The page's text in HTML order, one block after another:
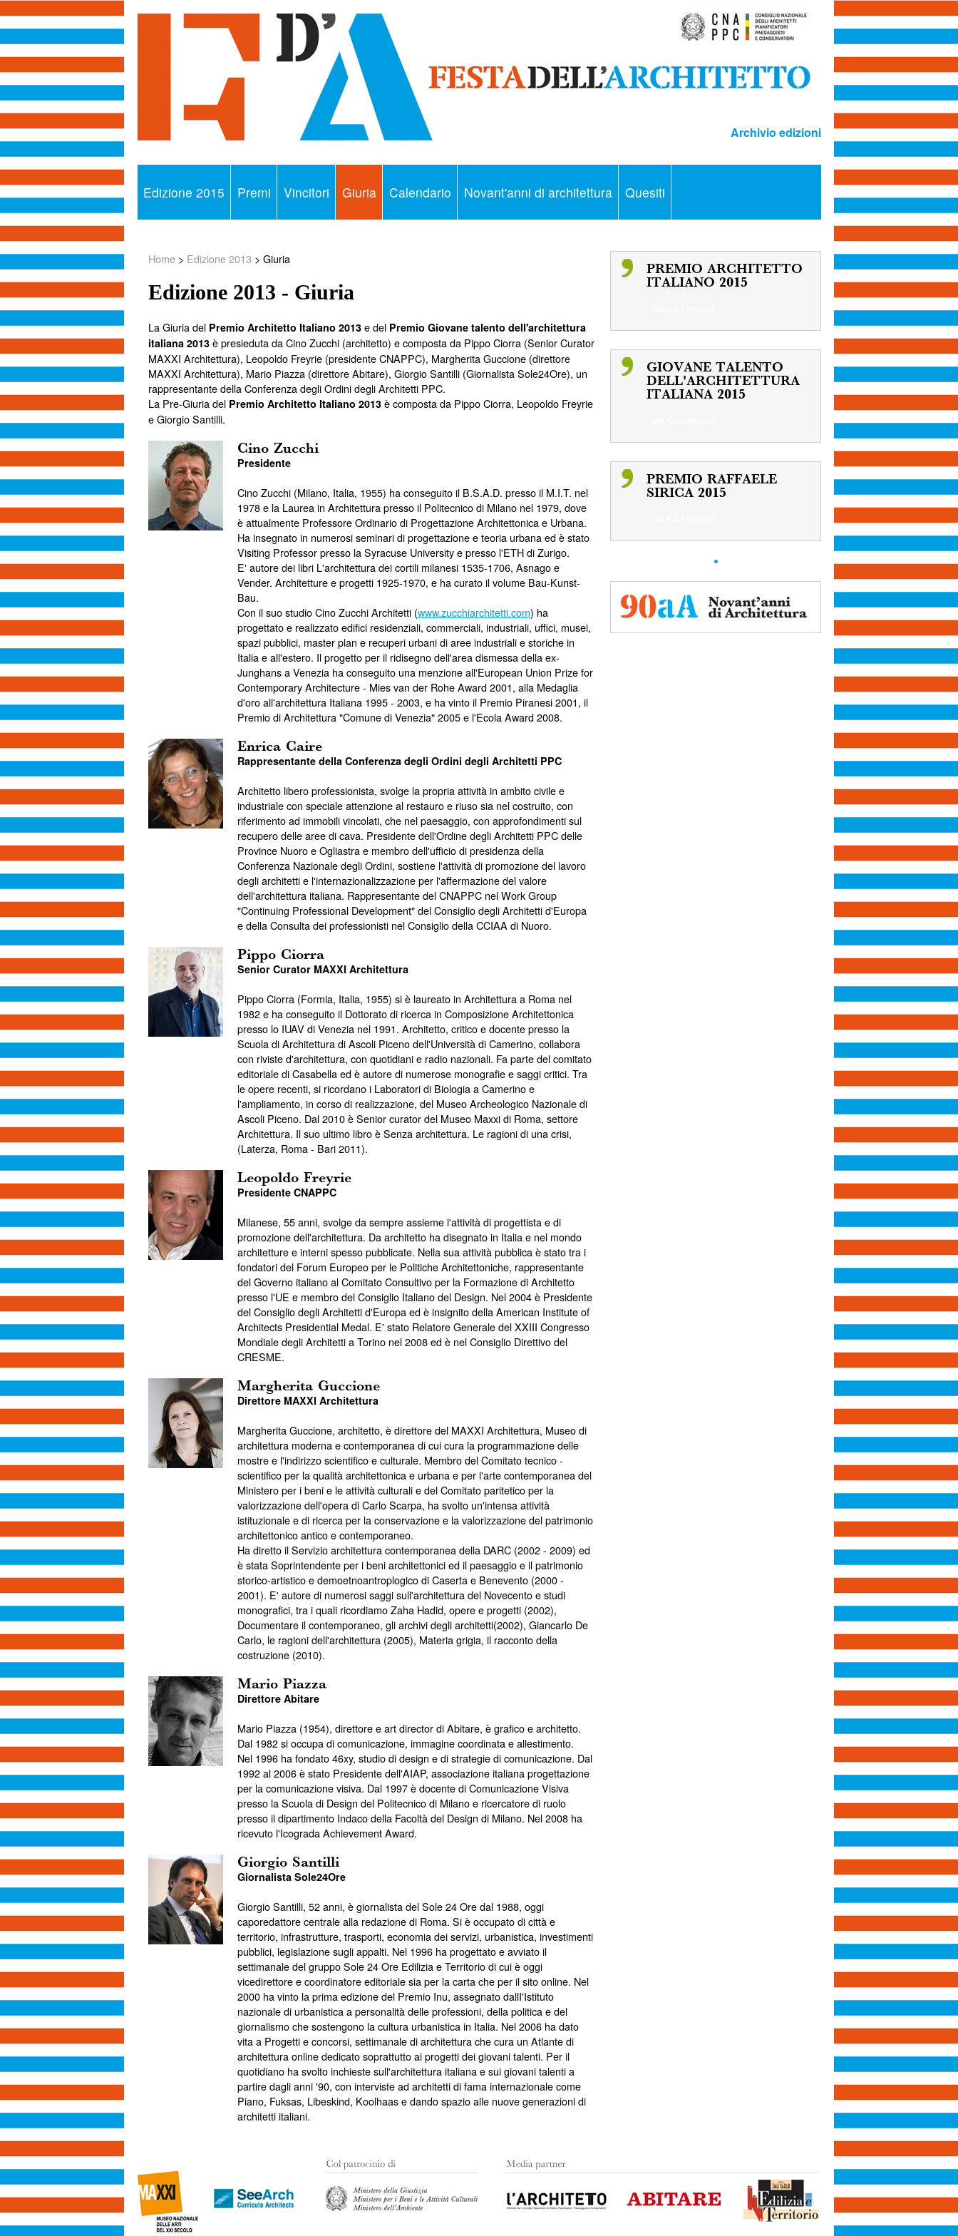
Archivio edizioni
Edizione 2015 Premi Vincitori Giuria Calendario Novant'anni di architettura Quesiti
Home> Edizione 2013 > Giuria
Edizione 2013 - Giuria
La Giuria del Premio Architetto Italiano 2013e del Premio Giovane talento dell'architettura
italiana 2013è presieduta da Cino Zucchi (architetto) e composta da Pippo Ciorra (Senior Curator
MAXXI Architettura), Leopoldo Freyrie (presidente CNAPPC), Margherita Guccione (direttore
MAXXI Architettura), Mario Piazza (direttore Abitare), Giorgio Santilli (Giornalista Sole24Ore), un
rappresentante della Conferenza degli Ordini degli Architetti PPC.
La Pre-Giuria del Premio Architetto Italiano 2013è composta da Pippo Ciorra, Leopoldo Freyrie
e Giorgio Santilli.
Cino Zucchi
Presidente
Cino Zucchi (Milano, Italia, 1955) ha conseguito il B.S.A.D. presso il M.I.T. nel
1978 e la Laurea in Architettura presso il Politecnico di Milano nel 1979, dove
è attualmente Professore Ordinario di Progettazione Architettonica e Urbana.
Ha insegnato in numerosi seminari di progettazione e teoria urbana ed è stato
Visiting Professor presso la Syracuse University e presso l'ETH di Zurigo.
E' autore dei libri L'architettura dei cortili milanesi 1535-1706, Asnago e
Vender. Architetture e progetti 1925-1970, e ha curato il volume Bau-Kunst-
Bau.
Con il suo studio Cino Zucchi Architetti (www.zucchiarchitetti.com) ha
progettato e realizzato edifici residenziali, commerciali, industriali, uffici, musei,
spazi pubblici, master plan e recuperi urbani di aree industriali e storiche in
Italia e all'estero. Il progetto per il ridisegno dell'area dismessa della ex-
Junghans a Venezia ha conseguito una menzione all'European Union Prize for
Contemporary Architecture - Mies van der Rohe Award 2001, alla Medaglia
d'oro all'architettura Italiana 1995 - 2003, e ha vinto il Premio Piranesi 2001, il
Premio di Architettura "Comune di Venezia" 2005 e l'Ecola Award 2008.
Enrica Caire
Rappresentante della Conferenza degli Ordini degli Architetti PPC
Architetto libero professionista, svolge la propria attività in ambito civile e
industriale con speciale attenzione al restauro e riuso sia nel costruito, con
riferimento ad immobili vincolati, che nel paesaggio, con approfondimenti sul
recupero delle aree di cava. Presidente dell'Ordine degli Architetti PPC delle
Province Nuoro e Ogliastra e membro dell'ufficio di presidenza della
Conferenza Nazionale degli Ordini, sostiene l'attività di promozione del lavoro
degli architetti e l'internazionalizzazione per l'affermazione del valore
dell'architettura italiana. Rappresentante del CNAPPC nel Work Group
"Continuing Professional Development" del Consiglio degli Architetti d'Europa
e della Consulta dei professionisti nel Consiglio della CCIAA di Nuoro.
Pippo Ciorra
Senior Curator MAXXI Architettura
Pippo Ciorra (Formia, Italia, 1955) si è laureato in Architettura a Roma nel
1982 e ha conseguito il Dottorato di ricerca in Composizione Architettonica
presso lo IUAV di Venezia nel 1991. Architetto, critico e docente presso la
Scuola di Architettura di Ascoli Piceno dell'Università di Camerino, collabora
con riviste d'architettura, con quotidiani e radio nazionali. Fa parte del comitato
editoriale di Casabella ed è autore di numerose monografie e saggi critici. Tra
le opere recenti, si ricordano i Laboratori di Biologia a Camerino e
l'ampliamento, in corso di realizzazione, del Museo Archeologico Nazionale di
Ascoli Piceno. Dal 2010 è Senior curator del Museo Maxxi di Roma, settore
Architettura. Il suo ultimo libro è Senza architettura. Le ragioni di una crisi,
(Laterza, Roma - Bari 2011).
Leopoldo Freyrie
Presidente CNAPPC
Milanese, 55 anni, svolge da sempre assieme l'attività di progettista e di
promozione dell'architettura. Da architetto ha disegnato in Italia e nel mondo
architetture e interni spesso pubblicate. Nella sua attività pubblica è stato tra i
fondatori del Forum Europeo per le Politiche Architettoniche, rappresentante
del Governo italiano al Comitato Consultivo per la Formazione di Architetto
presso l'UE e membro del Consiglio Italiano del Design. Nel 2004 è Presidente
del Consiglio degli Architetti d'Europa ed è insignito della American Institute of
Architects Presidential Medal. E' stato Relatore Generale del XXIII Congresso
Mondiale degli Architetti a Torino nel 2008 ed è nel Consiglio Direttivo del
CRESME.
Margherita Guccione
Direttore MAXXI Architettura
Margherita Guccione, architetto, è direttore del MAXXI Architettura, Museo di
architettura moderna e contemporanea di cui cura la programmazione delle
mostre e l'indirizzo scientifico e culturale. Membro del Comitato tecnico -
scientifico per la qualità architettonica e urbana e per l'arte contemporanea del
Ministero per i beni e le attività culturali e del Comitato paritetico per la
valorizzazione dell'opera di Carlo Scarpa, ha svolto un'intensa attività
istituzionale e di ricerca per la conservazione e la valorizzazione del patrimonio
architettonico antico e contemporaneo.
Ha diretto il Servizio architettura contemporanea della DARC (2002 - 2009) ed
è stata Soprintendente per i beni architettonici ed il paesaggio e il patrimonio
storico-artistico e demoetnoantroplogico di Caserta e Benevento (2000 -
2001). E' autore di numerosi saggi sull'architettura del Novecento e studi
monografici, tra i quali ricordiamo Zaha Hadid, opere e progetti (2002),
Documentare il contemporaneo, gli archivi degli architetti(2002), Giancarlo De
Carlo, le ragioni dell'architettura (2005), Materia grigia, il racconto della
costruzione (2010).
Mario Piazza
Direttore Abitare
Mario Piazza (1954), direttore e art director di Abitare, è grafico e architetto.
Dal 1982 si occupa di comunicazione, immagine coordinata e allestimento.
Nel 1996 ha fondato 46xy, studio di design e di strategie di comunicazione. Dal
1992 al 2006 è stato Presidente dell'AIAP, associazione italiana progettazione
per la comunicazione visiva. Dal 1997 è docente di Comunicazione Visiva
presso la Scuola di Design del Politecnico di Milano e ricercatore di ruolo
presso il dipartimento Indaco della Facoltà del Design di Milano. Nel 2008 ha
ricevuto l'Icograda Achievement Award.
Giorgio Santilli
Giornalista Sole24Ore
Giorgio Santilli, 52 anni, è giornalista del Sole 24 Ore dal 1988, oggi
caporedattore centrale alla redazione di Roma. Si è occupato di città e
territorio, infrastrutture, trasporti, economia dei servizi, urbanistica, investimenti
pubblici, legislazione sugli appalti. Nel 1996 ha progettato e avviato il
settimanale del gruppo Sole 24 Ore Edilizia e Territorio di cui è oggi
vicedirettore e coordinatore editoriale sia per la carta che per il sito online. Nel
2000 ha vinto la prima edizione del Premio Inu, assegnato dallI'Istituto
nazionale di urbanistica a personalità delle professioni, della politica e del
giornalismo che sostengono la cultura urbanistica in Italia. Nel 2006 ha dato
vita a Progetti e concorsi, settimanale di architettura che cura un Atlante di
architettura online dedicato soprattutto ai progetti dei giovani talenti. Per il
quotidiano ha svolto inchieste sull'architettura italiana e sui giovani talenti a
partire dagli anni '90, con interviste ad architetti di fama internazionale come
Piano, Fuksas, Libeskind, Koolhaas e dando spazio alle nuove generazioni di
architetti italiani.
PREMIO ARCHITETTO
ITALIANO 2015
GIOVANE TALENTO
DELL'ARCHITETTURA
ITALIANA 2015
PREMIO RAFFAELE
SIRICA 2015